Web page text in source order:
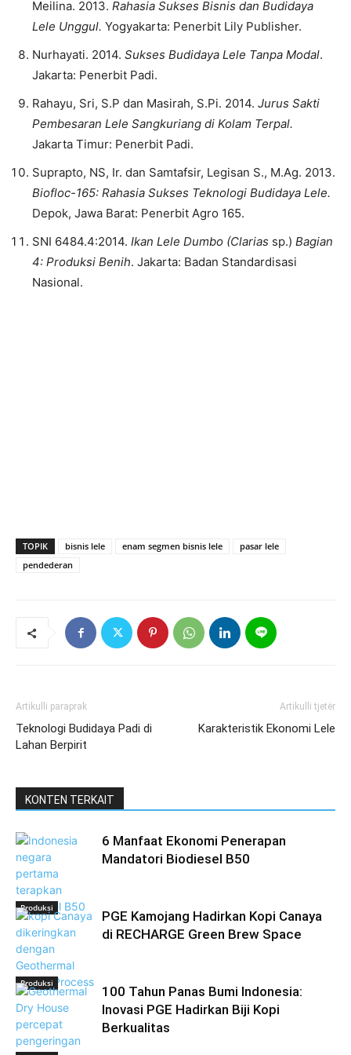
Meilina. 2013. Rahasia Sukses Bisnis dan Budidaya
Lele Unggul. Yogyakarta: Penerbit Lily Publisher.
Nurhayati. 2014. Sukses Budidaya Lele Tanpa Modal.
Jakarta: Penerbit Padi.
Rahayu, Sri, S.P dan Masirah, S.Pi. 2014. Jurus Sakti
Pembesaran Lele Sangkuriang di Kolam Terpal.
Jakarta Timur: Penerbit Padi.
Suprapto, NS, Ir. dan Samtafsir, Legisan S., M.Ag. 2013.
Biofloc-165: Rahasia Sukses Teknologi Budidaya Lele.
Depok, Jawa Barat: Penerbit Agro 165.
SNI 6484.4:2014. Ikan Lele Dumbo (Clarias sp.) Bagian
4: Produksi Benih. Jakarta: Badan Standardisasi
Nasional.
TOPIK bisnis lele enam segmen bisnis lele
pasar lele
pendederan
Artikulli paraprak
Teknologi Budidaya Padi di
Lahan Berpirit
Artikulli tjetër
Karakteristik Ekonomi Lele
KONTEN TERKAIT
Produksi
6 Manfaat Ekonomi Penerapan
Mandatori Biodiesel B50
Produksi
PGE Kamojang Hadirkan Kopi Canaya
di RECHARGE Green Brew Space
100 Tahun Panas Bumi Indonesia:
Inovasi PGE Hadirkan Biji Kopi
Berkualitas